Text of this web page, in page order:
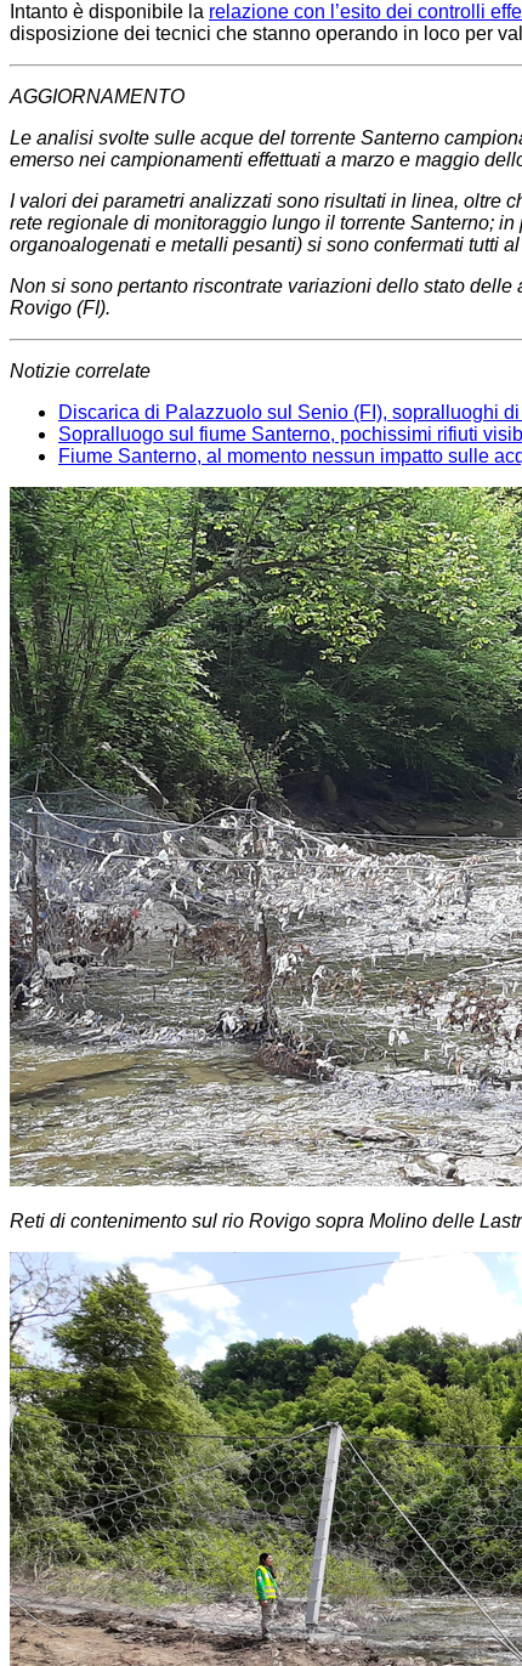
Intanto è disponibile la relazione con l’esito dei controlli
disposizione dei tecnici che stanno operando in loco per
AGGIORNAMENTO
Le analisi svolte sulle acque del torrente Santerno
emerso nei campionamenti effettuati a marzo e maggio
I valori dei parametri analizzati sono risultati in linea, oltre
rete regionale di monitoraggio lungo il torrente Santerno; in
organoalogenati e metalli pesanti) si sono confermati tutti
Non si sono pertanto riscontrate variazioni dello stato
Rovigo (FI).
Notizie correlate
Discarica di Palazzuolo sul Senio (FI), sopralluoghi
Sopralluogo sul fiume Santerno, pochissimi rifiuti
Fiume Santerno, al momento nessun impatto sulle
Reti di contenimento sul rio Rovigo sopra Molino delle